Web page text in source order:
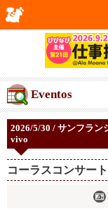
Eventos
2026/5/30 / サンフラン
vivo
コーラスコンサー